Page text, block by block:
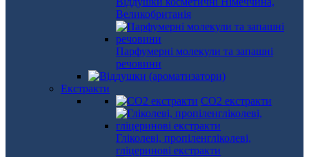
Великобританія
Парфумерні молекули та запашні
речовини
Екстракти
СО2 екстракти
Гліколеві, пропіленгліколеві,
гліцеринові екстракти